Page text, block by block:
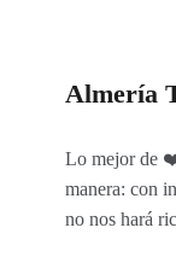
Almería
Lo mejor de
manera: con
no nos hará